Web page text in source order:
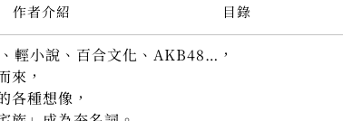
作者介紹 目錄
輕小說、百合文化、 AKB48… ，
來，
各種想像，